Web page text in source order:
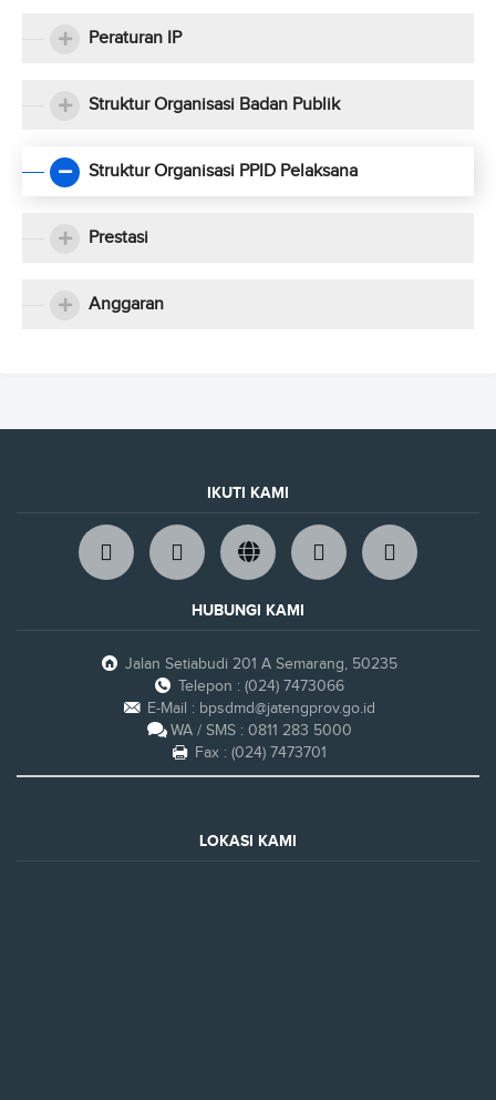
Peraturan IP
Struktur Organisasi Badan Publik
Struktur Organisasi PPID Pelaksana
Prestasi
Anggaran
IKUTI KAMI
HUBUNGI KAMI
Jalan Setiabudi 201 A Semarang, 50235
Telepon : (024) 7473066
E-Mail : bpsdmd@jatengprov.go.id
WA / SMS : 0811 283 5000
Fax : (024) 7473701
LOKASI KAMI